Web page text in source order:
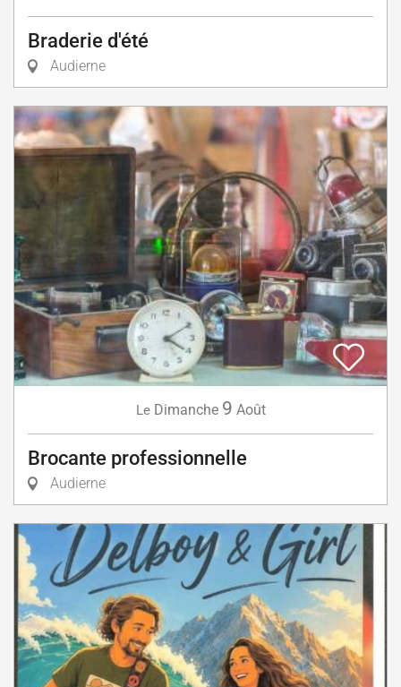
Braderie d'été
Audierne
Le Dimanche 9 Août
Brocante professionnelle
Audierne